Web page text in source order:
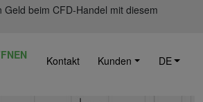
beim CFD-Handel mit diesem
Kontakt Kunden DE